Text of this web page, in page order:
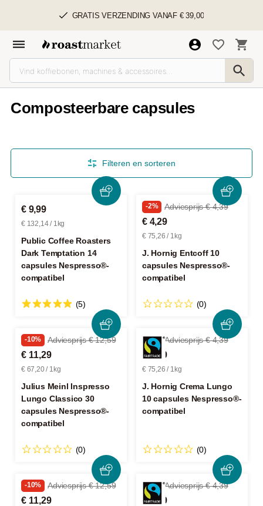
GRATIS VERZENDING VANAF € 39,00
Composteerbare capsules
Filteren en sorteren
€ 9,99
€ 132,14 / 1kg
Public Coffee Roasters
Dark Temptation 14
capsules Nespresso®-
compatibel
(5)
-2% Adviesprijs € 4,39
€ 4,29
€ 75,26 / 1kg
J. Hornig Entcoff 10
capsules Nespresso®-
compatibel
(0)
-10% Adviesprijs € 12,59
€ 11,29
€ 67,20 / 1kg
Julius Meinl Inspresso
Lungo Classico 30
capsules Nespresso®-
compatibel
(0)
-2% Adviesprijs € 4,39
€ 4,29
€ 75,26 / 1kg
J. Hornig Crema Lungo
10 capsules Nespresso®-
compatibel
(0)
-10% Adviesprijs € 12,59
€ 11,29
-2% Adviesprijs € 4,39
€ 4,29